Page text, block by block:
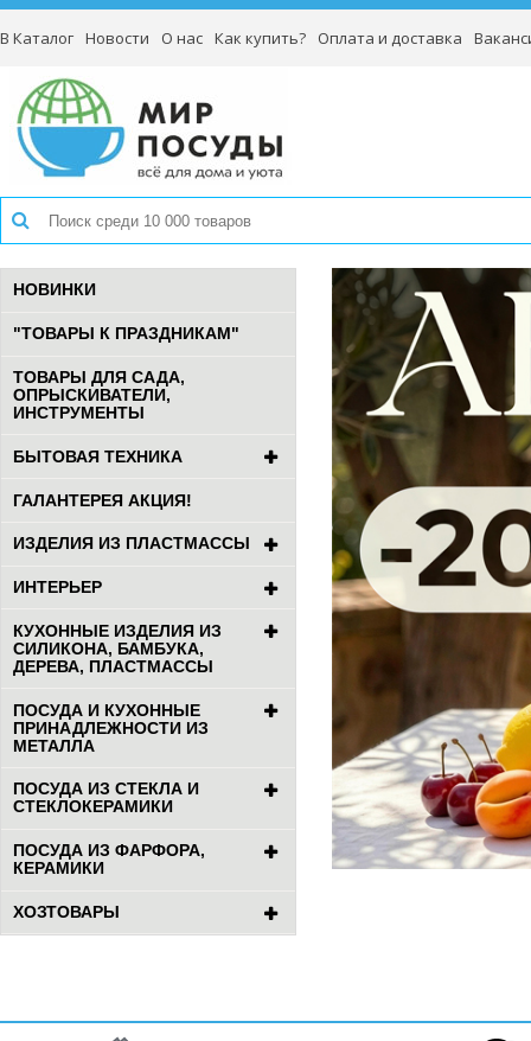
В Каталог Новости О нас Как купить? Оплата и доставка
НОВИНКИ
"ТОВАРЫ К ПРАЗДНИКАМ"
ТОВАРЫ ДЛЯ САДА,
ОПРЫСКИВАТЕЛИ,
ИНСТРУМЕНТЫ
БЫТОВАЯ ТЕХНИКА
ГАЛАНТЕРЕЯ АКЦИЯ!
ИЗДЕЛИЯ ИЗ ПЛАСТМАССЫ
ИНТЕРЬЕР
КУХОННЫЕ ИЗДЕЛИЯ ИЗ
СИЛИКОНА, БАМБУКА,
ДЕРЕВА, ПЛАСТМАССЫ
ПОСУДА И КУХОННЫЕ
ПРИНАДЛЕЖНОСТИ ИЗ
МЕТАЛЛА
ПОСУДА ИЗ СТЕКЛА И
СТЕКЛОКЕРАМИКИ
ПОСУДА ИЗ ФАРФОРА,
КЕРАМИКИ
ХОЗТОВАРЫ